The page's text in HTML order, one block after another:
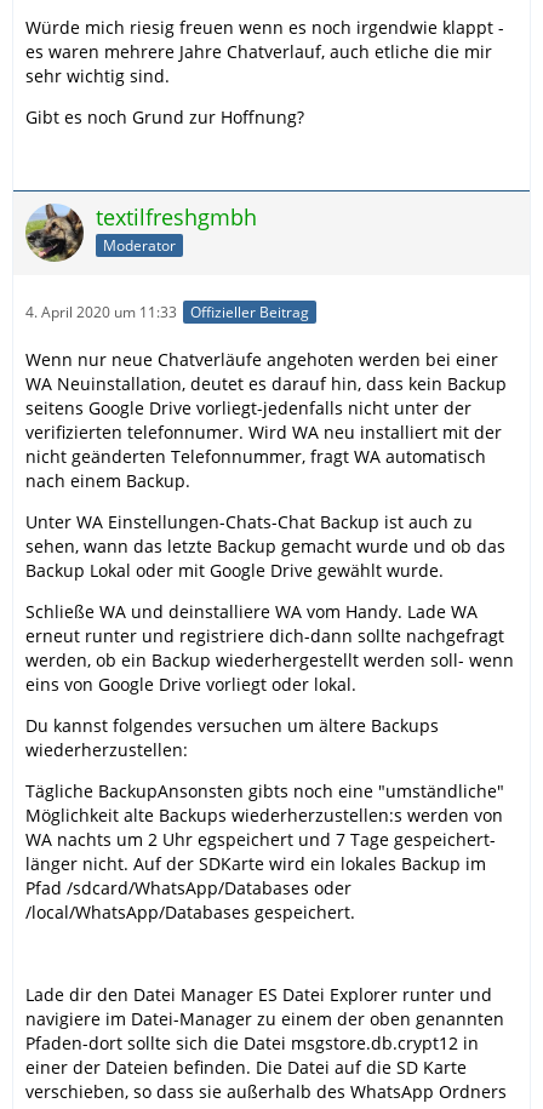
Würde mich riesig freuen wenn es noch irgendwie klappt -
es waren mehrere Jahre Chatverlauf, auch etliche die mir
sehr wichtig sind.
Gibt es noch Grund zur Hoffnung?
textilfreshgmbh
Moderator
4. April 2020 um 11:33 Offizieller Beitrag
Wenn nur neue Chatverläufe angehoten werden bei einer
WA Neuinstallation, deutet es darauf hin, dass kein Backup
seitens Google Drive vorliegt-jedenfalls nicht unter der
verifizierten telefonnumer. Wird WA neu installiert mit der
nicht geänderten Telefonnummer, fragt WA automatisch
nach einem Backup.
Unter WA Einstellungen-Chats-Chat Backup ist auch zu
sehen, wann das letzte Backup gemacht wurde und ob das
Backup Lokal oder mit Google Drive gewählt wurde.
Schließe WA und deinstalliere WA vom Handy. Lade WA
erneut runter und registriere dich-dann sollte nachgefragt
werden, ob ein Backup wiederhergestellt werden soll- wenn
eins von Google Drive vorliegt oder lokal.
Du kannst folgendes versuchen um ältere Backups
wiederherzustellen:
Tägliche BackupAnsonsten gibts noch eine "umständliche"
Möglichkeit alte Backups wiederherzustellen:s werden von
WA nachts um 2 Uhr egspeichert und 7 Tage gespeichert-
länger nicht. Auf der SDKarte wird ein lokales Backup im
Pfad /sdcard/WhatsApp/Databases oder
/local/WhatsApp/Databases gespeichert.
Lade dir den Datei Manager ES Datei Explorer runter und
navigiere im Datei-Manager zu einem der oben genannten
Pfaden-dort sollte sich die Datei msgstore.db.crypt12 in
einer der Dateien befinden. Die Datei auf die SD Karte
verschieben, so dass sie außerhalb des WhatsApp Ordners